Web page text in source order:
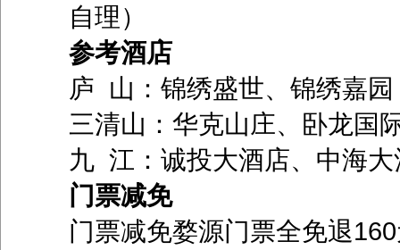
自理）
参考酒店
庐 山：锦绣盛世、锦绣
三清山：华克山庄、卧龙国
九 江：诚投大酒店、中海
门票减免
门票减免婺源门票全免退